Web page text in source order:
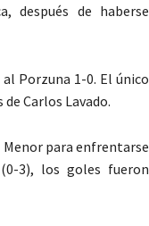
después de haberse
Porzuna 1-0. El único
Carlos Lavado.
Menor para enfrentarse
3), los goles fueron